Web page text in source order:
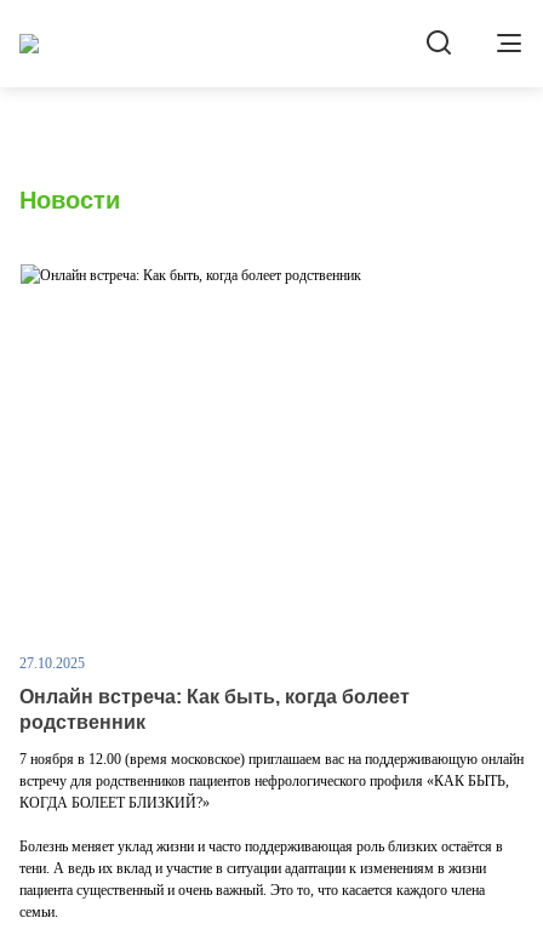
Новости
27.10.2025
Онлайн встреча: Как быть, когда болеет
родственник
7 ноября в 12.00 (время московское) приглашаем вас на поддерживающую онлайн
встречу для родственников пациентов нефрологического профиля «КАК БЫТЬ,
КОГДА БОЛЕЕТ БЛИЗКИЙ?»
Болезнь меняет уклад жизни и часто поддерживающая роль близких остаётся в
тени. А ведь их вклад и участие в ситуации адаптации к изменениям в жизни
пациента существенный и очень важный. Это то, что касается каждого члена
семьи.